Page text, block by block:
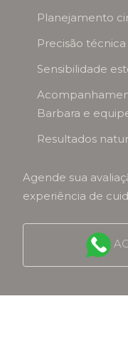
Planejamento
Precisão técnica
Sensibilidade
Barbara e
Resultados
Agende sua
experiência de